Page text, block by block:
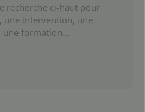
recherche ci-haut pour
intervention, une
une formation...